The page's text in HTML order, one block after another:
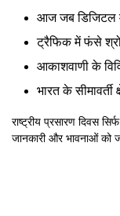
आज जब डिजिटल
ट्रैफिक में फंसे
आकाशवाणी के
भारत के
राष्ट्रीय प्रसारण दिवस
जानकारी और भावनाओं को